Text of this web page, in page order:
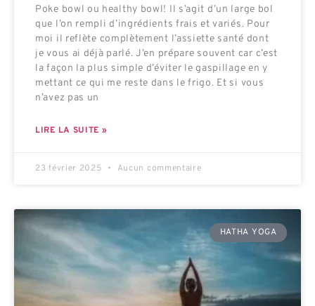
Poke bowl ou healthy bowl! Il s’agit d’un large bol
que l’on rempli d’ingrédients frais et variés. Pour
moi il reflète complètement l’assiette santé dont
je vous ai déjà parlé. J’en prépare souvent car c’est
la façon la plus simple d’éviter le gaspillage en y
mettant ce qui me reste dans le frigo. Et si vous
n’avez pas un
LIRE LA SUITE »
23 février 2025 Aucun commentaire
HATHA YOGA